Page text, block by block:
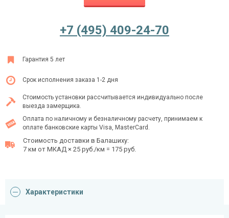
Ежедневно с 08:00 до 24:00
+7 (495) 409-24-70
+7 (495) 409-24-70
Гарантия 5 лет
Срок исполнения заказа 1-2 дня
Стоимость установки рассчитывается индивидуально после
выезда замерщика.
Оплата по наличному и безналичному расчету, принимаем к
оплате банковские карты Visa, MasterCard.
Стоимость доставки в Балашиху:
7 км от МКАД × 25 руб./км = 175 руб.
Характеристики